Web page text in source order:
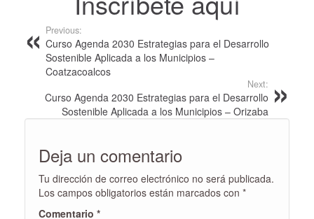
Previous:
Curso Agenda 2030 Estrategias para el Desarrollo
Sostenible Aplicada a los Municipios –
Coatzacoalcos
Next:
Curso Agenda 2030 Estrategias para el Desarrollo
Sostenible Aplicada a los Municipios – Orizaba
Deja un comentario
Tu dirección de correo electrónico no será publicada.
Los campos obligatorios están marcados con *
Comentario *